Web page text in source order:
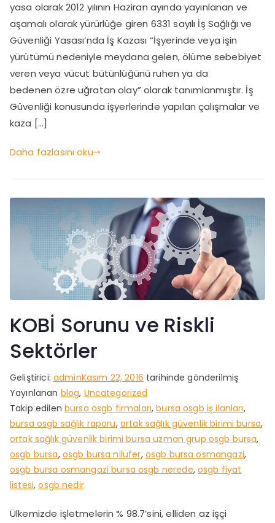
yasa olarak 2012 yılının Haziran ayında yayınlanan ve
aşamalı olarak yürürlüğe giren 6331 sayılı İş Sağlığı ve
Güvenliği Yasası’nda İş Kazası “İşyerinde veya işin
yürütümü nedeniyle meydana gelen, ölüme sebebiyet
veren veya vücut bütünlüğünü ruhen ya da
bedenen özre uğratan olay” olarak tanımlanmıştır. İş
Güvenliği konusunda işyerlerinde yapılan çalışmalar ve
kaza […]
Daha fazlasını oku
KOBİ Sorunu ve Riskli
Sektörler
Geliştirici: adminKasım 22, 2016 tarihinde gönderilmiş
Yayınlanan blog, Uncategorized
Takip edilen bursa osgb firmaları,bursa osgb iş ilanları,
bursa osgb sağlık raporu, ortak sağlık güvenlik birimi bursa,
ortak sağlık güvenlik birimi bursa uzman grup osgb bursa,
osgb bursa, osgb bursa nilüfer, osgb bursa osmangazi,
osgb bursa osmangazi bursa osgb nerede,osgb fiyat
listesi,osgb nedir
Ülkemizde işletmelerin % 98.7’sini, elliden az işçi